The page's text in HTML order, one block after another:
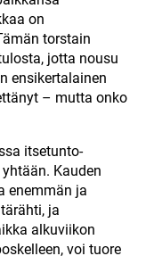
on
torstain
jotta nousu
ensikertalainen
– mutta onko
itsetunto-
Kauden
enemmän ja
ja
alkuviikon
voi tuore